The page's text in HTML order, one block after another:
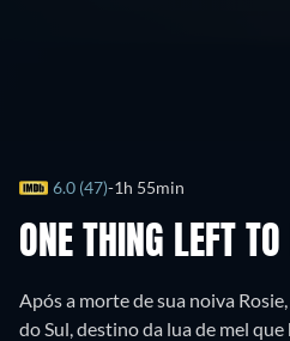
6.0 (47) 1h 55min
ONE THING LEFT TO
Após a morte de sua noiva
do Sul, destino da lua de mel